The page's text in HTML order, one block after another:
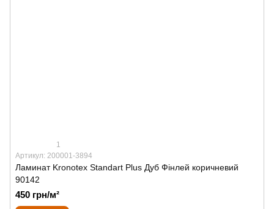
1
Артикул: 200001-3894
Ламинат Kronotex Standart Plus Дуб Фінлей коричневий
90142
450 грн/м²